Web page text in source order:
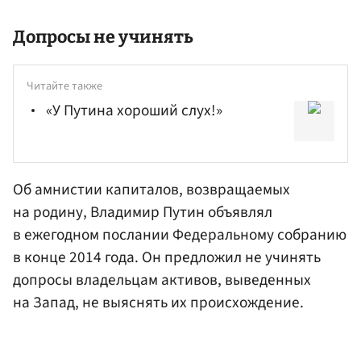
Допросы не учинять
Читайте также
«У Путина хороший слух!»
Об амнистии капиталов, возвращаемых
на родину, Владимир Путин объявлял
в ежегодном послании Федеральному собранию
в конце 2014 года. Он предложил не учинять
допросы владельцам активов, выведенных
на Запад, не выяснять их происхождение.